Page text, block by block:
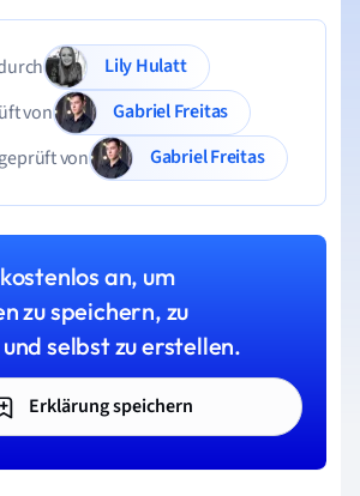
Lily Hulatt
von
Gabriel Freitas
von
Gabriel Freitas
an, um
zu speichern, zu
selbst zu erstellen.
Erklärung speichern